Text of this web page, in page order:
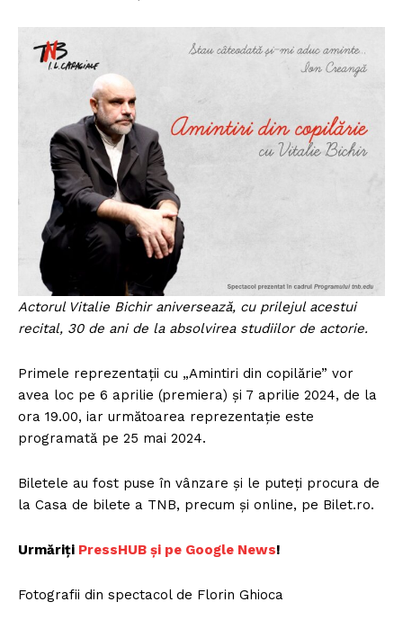
Actorul Vitalie Bichir aniversează, cu prilejul acestui
recital, 30 de ani de la absolvirea studiilor de actorie.
Primele reprezentații cu „Amintiri din copilărie” vor
avea loc pe 6 aprilie (premiera) și 7 aprilie 2024, de la
ora 19.00, iar următoarea reprezentație este
programată pe 25 mai 2024.
Biletele au fost puse în vânzare și le puteți procura de
la Casa de bilete a TNB, precum și online, pe Bilet.ro.
Urmăriți PressHUB și pe Google News!
Fotografii din spectacol de Florin Ghioca